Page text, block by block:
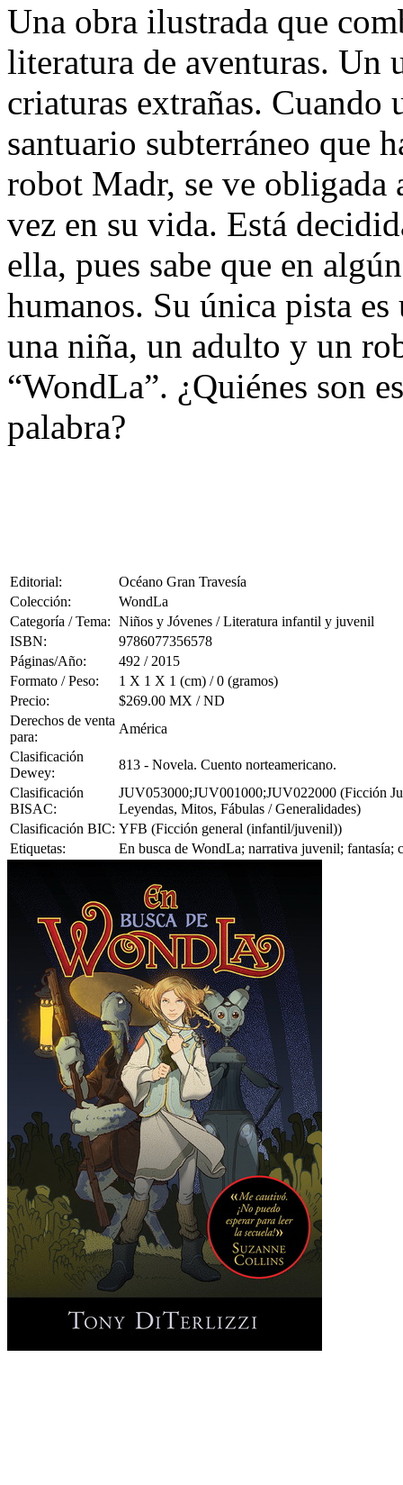
Una obra ilustrada que
literatura de aventuras. Un
criaturas extrañas. Cuando
santuario subterráneo que
robot Madr, se ve
vez en su vida. Está
ella, pues sabe que en
humanos. Su única pista
una niña, un adulto y un
“WondLa”. ¿Quiénes son
palabra?
Editorial:
Océano Gran Travesía
Colección:
WondLa
Categoría / Tema: Niños y Jóvenes / Literatura infantil y juvenil
ISBN:
9786077356578
Páginas/Año:
492 / 2015
Formato / Peso:
1 X 1 X 1 (cm) / 0 (gramos)
Precio:
$269.00 MX / ND
Derechos de venta
para:
América
Clasificación
Dewey:
813 - Novela. Cuento norteamericano.
Clasificación
BISAC:
JUV053000;JUV001000;JUV022000 (Ficción
Leyendas, Mitos, Fábulas / Generalidades)
Clasificación BIC: YFB (Ficción general (infantil/juvenil))
Etiquetas:
En busca de WondLa; narrativa juvenil;